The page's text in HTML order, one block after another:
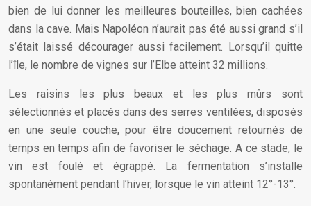
bien de lui donner les meilleures bouteilles, bien cachées
dans la cave. Mais Napoléon n’aurait pas été aussi grand s’il
s’était laissé décourager aussi facilement. Lorsqu’il quitte
l’île, le nombre de vignes sur l’Elbe atteint 32 millions.
Les raisins les plus beaux et les plus mûrs sont
sélectionnés et placés dans des serres ventilées, disposés
en une seule couche, pour être doucement retournés de
temps en temps afin de favoriser le séchage. A ce stade, le
vin est foulé et égrappé. La fermentation s’installe
spontanément pendant l’hiver, lorsque le vin atteint 12°-13°.